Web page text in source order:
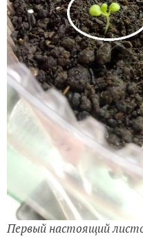
Первый настоящий